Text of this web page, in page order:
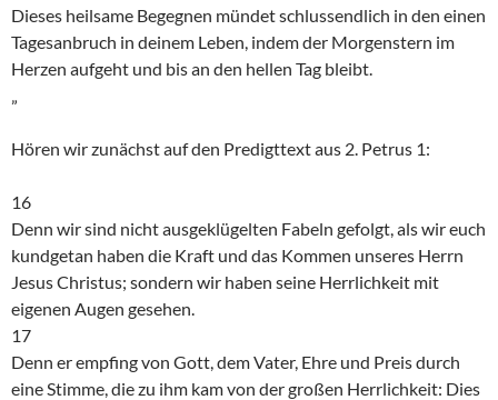
Dieses heilsame Begegnen mündet schlussendlich in den einen
Tagesanbruch in deinem Leben, indem der Morgenstern im
Herzen aufgeht und bis an den hellen Tag bleibt.
Hören wir zunächst auf den Predigttext aus 2. Petrus 1:
16
Denn wir sind nicht ausgeklügelten Fabeln gefolgt, als wir euch
kundgetan haben die Kraft und das Kommen unseres Herrn
Jesus Christus; sondern wir haben seine Herrlichkeit mit
eigenen Augen gesehen.
17
Denn er empfing von Gott, dem Vater, Ehre und Preis durch
eine Stimme, die zu ihm kam von der großen Herrlichkeit: Dies